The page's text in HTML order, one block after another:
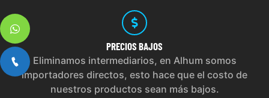
PRECIOS BAJOS
Eliminamos intermediarios, en Alhum somos
importadores directos, esto hace que el costo de
nuestros productos sean más bajos.